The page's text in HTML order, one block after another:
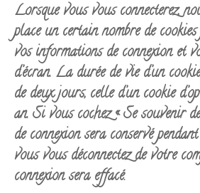
Lorsque vous vous connecterez,
place un certain nombre de
vos informations de connexion et
d’écran. La durée de vie d’un
de deux jours, celle d’un cookie
an. Si vous cochez « Se souvenir
de connexion sera conservé
vous vous déconnectez de votre
connexion sera effacé.